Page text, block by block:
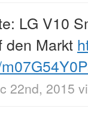
LG V10
den Markt
22nd, 2015